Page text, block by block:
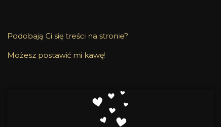
Podobają Ci się treści na stronie?
Możesz postawić mi kawę!